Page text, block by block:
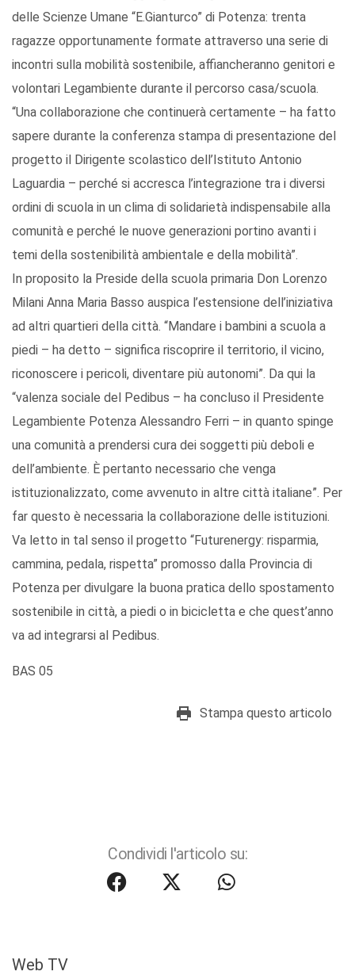
delle Scienze Umane “E.Gianturco” di Potenza: trenta
ragazze opportunamente formate attraverso una serie di
incontri sulla mobilità sostenibile, affiancheranno genitori e
volontari Legambiente durante il percorso casa/scuola.
“Una collaborazione che continuerà certamente – ha fatto
sapere durante la conferenza stampa di presentazione del
progetto il Dirigente scolastico dell’Istituto Antonio
Laguardia – perché si accresca l’integrazione tra i diversi
ordini di scuola in un clima di solidarietà indispensabile alla
comunità e perché le nuove generazioni portino avanti i
temi della sostenibilità ambientale e della mobilità”.
In proposito la Preside della scuola primaria Don Lorenzo
Milani Anna Maria Basso auspica l’estensione dell’iniziativa
ad altri quartieri della città. “Mandare i bambini a scuola a
piedi – ha detto – significa riscoprire il territorio, il vicino,
riconoscere i pericoli, diventare più autonomi”. Da qui la
“valenza sociale del Pedibus – ha concluso il Presidente
Legambiente Potenza Alessandro Ferri – in quanto spinge
una comunità a prendersi cura dei soggetti più deboli e
dell’ambiente. È pertanto necessario che venga
istituzionalizzato, come avvenuto in altre città italiane”. Per
far questo è necessaria la collaborazione delle istituzioni.
Va letto in tal senso il progetto “Futurenergy: risparmia,
cammina, pedala, rispetta” promosso dalla Provincia di
Potenza per divulgare la buona pratica dello spostamento
sostenibile in città, a piedi o in bicicletta e che quest’anno
va ad integrarsi al Pedibus.
BAS 05
Stampa questo articolo
Condividi l'articolo su:
Web TV